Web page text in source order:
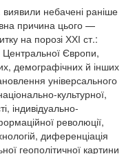
небачені раніше
причина цього —
на порозі ХХІ ст.:
Центральної Європи,
демографічних й інших
універсального
культурної,
індивідуально-
революції,
диференціація
геополітичної картини